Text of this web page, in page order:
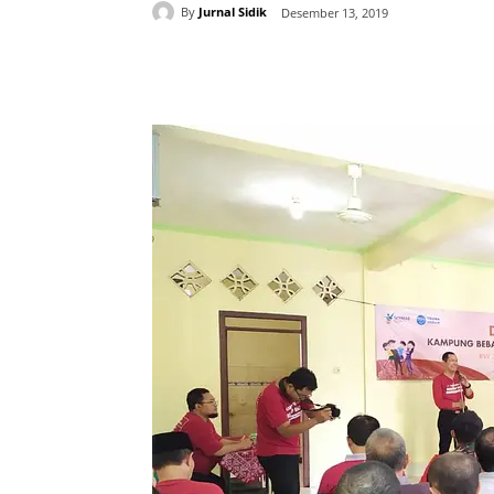
By Jurnal Sidik Desember 13, 2019